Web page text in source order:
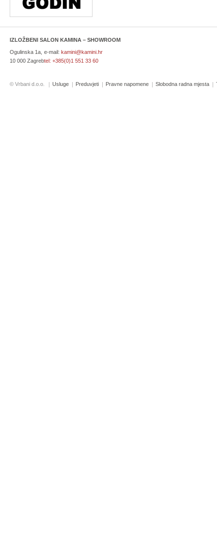
IZLOŽBENI SALON KAMINA – SHOWROOM
Ogulinska 1a,
10 000 Zagreb
e-mail: kamini@kamini.hr
tel: +385(0)1 551 33 60
© Vrbani d.o.o. Usluge Preduvjeti Pravne napomene Slobodna radna mjesta